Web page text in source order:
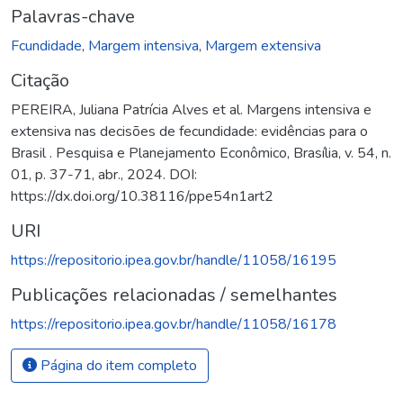
Palavras-chave
Fcundidade, Margem intensiva, Margem extensiva
Citação
PEREIRA, Juliana Patrícia Alves et al. Margens intensiva e
extensiva nas decisões de fecundidade: evidências para o
Brasil . Pesquisa e Planejamento Econômico, Brasília, v. 54, n.
01, p. 37-71, abr., 2024. DOI:
https://dx.doi.org/10.38116/ppe54n1art2
URI
https://repositorio.ipea.gov.br/handle/11058/16195
Publicações relacionadas / semelhantes
https://repositorio.ipea.gov.br/handle/11058/16178
Página do item completo